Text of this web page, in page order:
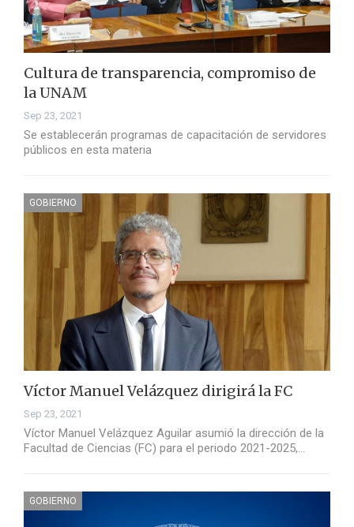
Cultura de transparencia, compromiso de
la UNAM
Sep 23, 2021
Se establecerán programas de capacitación de servidores
públicos en esta materia
GOBIERNO
Víctor Manuel Velázquez dirigirá la FC
Sep 23, 2021
Víctor Manuel Velázquez Aguilar asumió la dirección de la
Facultad de Ciencias (FC) para el periodo 2021-2025,…
GOBIERNO